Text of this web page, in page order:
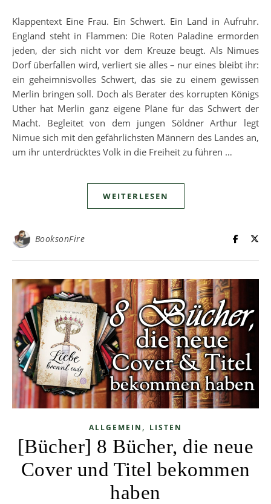
Klappentext Eine Frau. Ein Schwert. Ein Land in Aufruhr.
England steht in Flammen: Die Roten Paladine ermorden
jeden, der sich nicht vor dem Kreuze beugt. Als Nimues
Dorf überfallen wird, verliert sie alles – nur eines bleibt ihr:
ein geheimnisvolles Schwert, das sie zu einem gewissen
Merlin bringen soll. Doch als Berater des korrupten Königs
Uther hat Merlin ganz eigene Pläne für das Schwert der
Macht. Begleitet von dem jungen Söldner Arthur legt
Nimue sich mit den gefährlichsten Männern des Landes an,
um ihr unterdrücktes Volk in die Freiheit zu führen …
WEITERLESEN
BooksonFire
ALLGEMEIN , LISTEN
[Bücher] 8 Bücher, die neue
Cover und Titel bekommen
haben